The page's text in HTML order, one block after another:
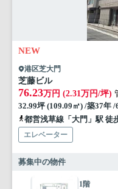
NEW
港区芝大門
芝藤ビル
76.23万円 (2.31万円/坪)
32.99坪 (109.09㎡) /築37年 /
都営浅草線「大門」駅 徒
エレベーター
募集中の物件
1階